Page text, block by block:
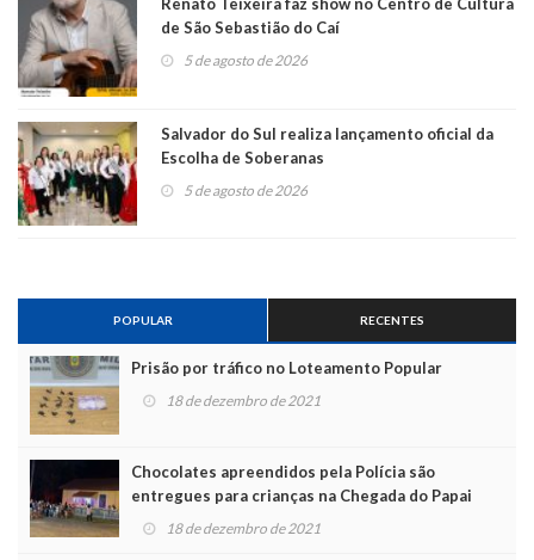
Renato Teixeira faz show no Centro de Cultura
de São Sebastião do Caí
5 de agosto de 2026
Salvador do Sul realiza lançamento oficial da
Escolha de Soberanas
5 de agosto de 2026
POPULAR RECENTES
Prisão por tráfico no Loteamento Popular
18 de dezembro de 2021
Chocolates apreendidos pela Polícia são
entregues para crianças na Chegada do Papai
Noel
18 de dezembro de 2021